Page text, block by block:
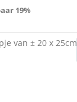
19%
van ± 20 x 25cm